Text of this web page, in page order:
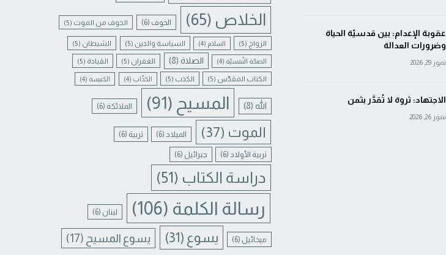
عقوبة الإعدام: بين قدسيّة الحياة
وضرورات العدالة
تموز 29, 2026
الاجتهاد: ثروة لا تُقدَّر بثمن
تموز 26, 2026
الخلاص (65) الخوف (6) الخوف من الموت (5)
الزواج (5) السلام (4) السياسة والدين (5) الشيطان (5)
الصحّة النّفسيّة (4) الصلاة (8) الغفران (5) القيادة (5)
الكتاب المقدّس (5) الكذب (5) الكذّاب (4) الكنيسة (4)
الله (8) المسيح (91) الملائكة (6)
الموت (37) الميلاد (6) تربية (6)
تربية الأولاد (6) جبرائيل (6)
دراسة الكتاب (51)
رسالة الكلمة (106) لبنان (6)
ميخائيل (6) يسوع (31) يسوع المسيح (17)